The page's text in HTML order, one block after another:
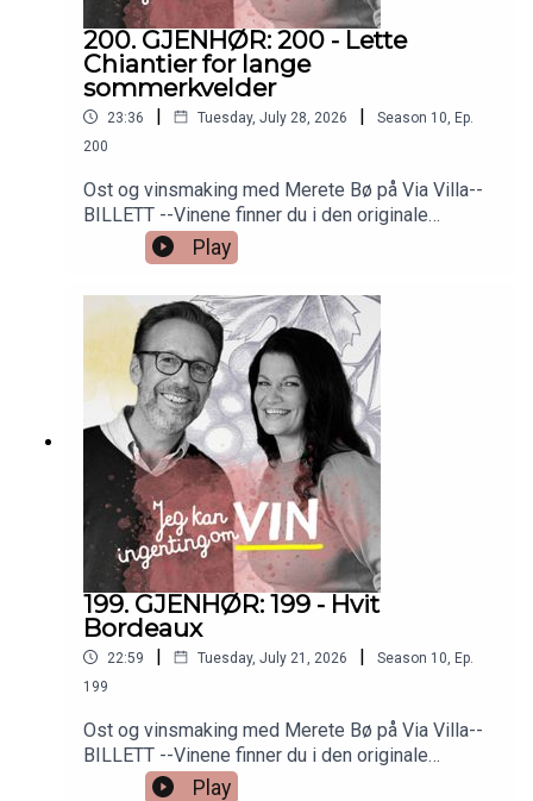
200. GJENHØR: 200 - Lette
Chiantier for lange
sommerkvelder
23:36 | Tuesday, July 28, 2026 | Season 10 Ep.
200
Ost og vinsmaking med Merete Bø på Via Villa--
BILLETT --Vinene finner du i den originale
episoden nr 6. Så bare å skrooooolle ned!
Play
199. GJENHØR: 199 - Hvit
Bordeaux
22:59 | Tuesday, July 21, 2026 | Season 10 Ep.
199
Ost og vinsmaking med Merete Bø på Via Villa--
BILLETT --Vinene finner du i den originale
episoden nr 6. Så bare å skrooooolle ned!
Play